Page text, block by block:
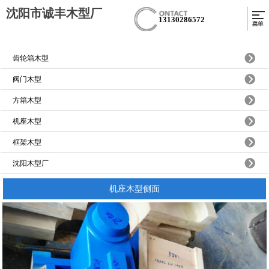
沈阳市诚丰木型厂
13130286572
齿轮箱木型
阀门木型
方箱木型
机座木型
框架木型
沈阳木型厂
机座木型侧面